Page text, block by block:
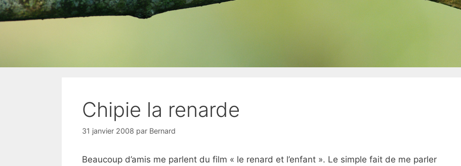
Chipie la renarde
31 janvier 2008 par Bernard
Beaucoup d’amis me parlent du film « le renard et l’enfant ». Le simple fait de me parler